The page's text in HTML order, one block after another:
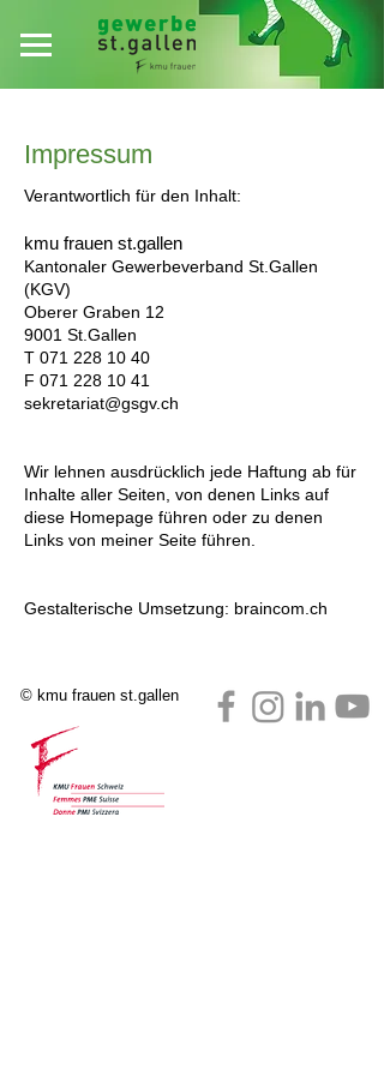
Impressum
Verantwortlich für den Inhalt:
​kmu frauen st.gallen
Kantonaler Gewerbeverband St.Gallen
(KGV)
Oberer Graben 12
9001 St.Gallen
T 071 228 10 40
F 071 228 10 41
sekretariat@gsgv.ch
Wir lehnen ausdrücklich jede Haftung ab für
Inhalte aller Seiten, von denen Links auf
diese Homepage führen oder zu denen
Links von meiner Seite führen.
Gestalterische Umsetzung: braincom.ch
© kmu frauen st.gallen